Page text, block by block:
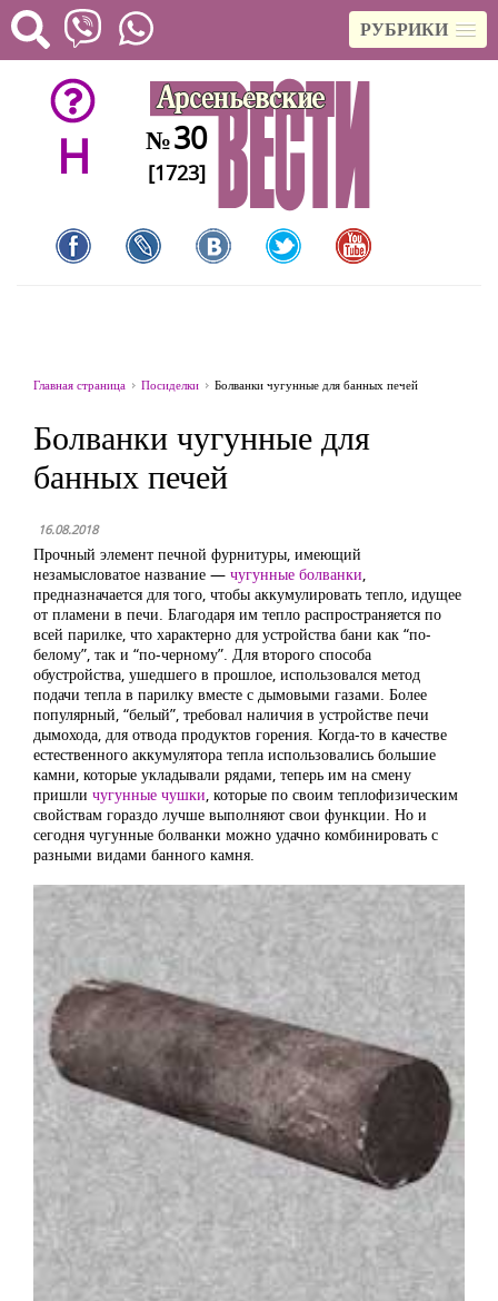
РУБРИКИ
H №30
[1723]
Главная страница Посиделки Болванки чугунные для банных печей
Болванки чугунные для
банных печей
16.08.2018
Прочный элемент печной фурнитуры, имеющий
незамысловатое название — чугунные болванки,
предназначается для того, чтобы аккумулировать тепло, идущее
от пламени в печи. Благодаря им тепло распространяется по
всей парилке, что характерно для устройства бани как “по-
белому”, так и “по-черному”. Для второго способа
обустройства, ушедшего в прошлое, использовался метод
подачи тепла в парилку вместе с дымовыми газами. Более
популярный, “белый”, требовал наличия в устройстве печи
дымохода, для отвода продуктов горения. Когда-то в качестве
естественного аккумулятора тепла использовались большие
камни, которые укладывали рядами, теперь им на смену
пришли чугунные чушки, которые по своим теплофизическим
свойствам гораздо лучше выполняют свои функции. Но и
сегодня чугунные болванки можно удачно комбинировать с
разными видами банного камня.